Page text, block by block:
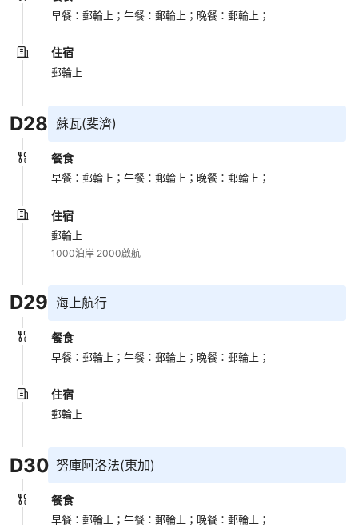
早餐：郵輪上；午餐：郵輪上； 晚餐：郵輪上；
住宿
郵輪上
D28 蘇瓦(斐濟)
餐食
早餐：郵輪上；午餐：郵輪上； 晚餐：郵輪上；
住宿
郵輪上
1000泊岸 2000啟航
D29 海上航行
餐食
早餐：郵輪上；午餐：郵輪上； 晚餐：郵輪上；
住宿
郵輪上
D30 努庫阿洛法(東加)
餐食
早餐：郵輪上；午餐：郵輪上； 晚餐：郵輪上；